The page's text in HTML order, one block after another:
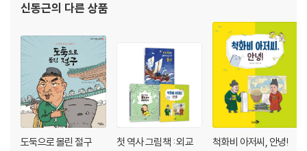
신동근의 다른 상품
도둑으로 몰린 절구
첫 역사 그림책 : 외교
척화비 아저씨, 안녕!